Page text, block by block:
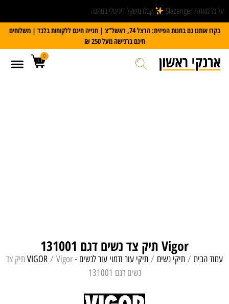
על כל מזוודת Slazenger
קבלו משקל דיגיטלי במתנה
בקרו אותנו גם בחנות הפיזית: הרצל 74, ראשל”צ | חנייה חינם ללקוחות בלבד | משלוחים
חינם ברכישה מעל 250 ₪
0
Vigor תיק צד נשים דגם 131001
עמוד הבית / תיקי נשים / תיקי עור ודמוי עור לנשים - VIGOR
/ Vigor תיק צד
נשים דגם 131001